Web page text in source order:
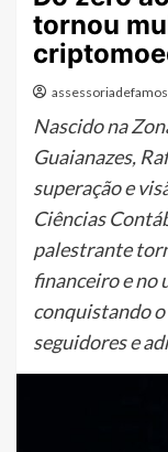
tornou
Nascido na
Guaianazes,
superação e
Ciências
palestrante
financeiro e no
conquistando
seguidores e